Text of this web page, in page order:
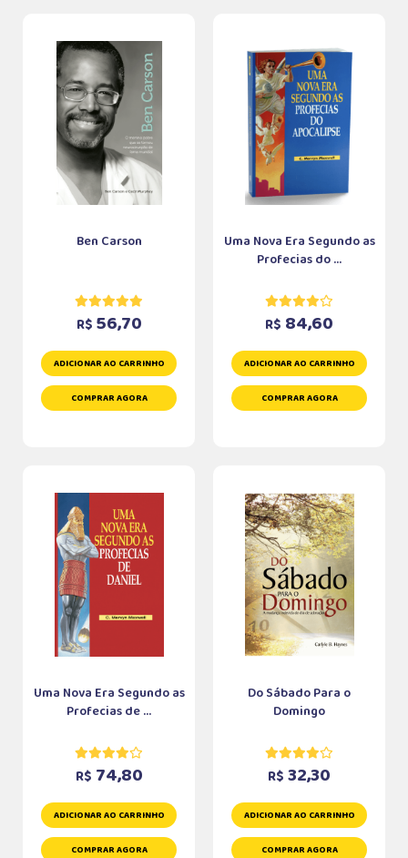
Ben Carson
R$ 56,70
ADICIONAR AO CARRINHO
COMPRAR AGORA
Uma Nova Era Segundo as
Profecias do ...
R$ 84,60
ADICIONAR AO CARRINHO
COMPRAR AGORA
Uma Nova Era Segundo as
Profecias de ...
R$ 74,80
ADICIONAR AO CARRINHO
COMPRAR AGORA
Do Sábado Para o
Domingo
R$ 32,30
ADICIONAR AO CARRINHO
COMPRAR AGORA